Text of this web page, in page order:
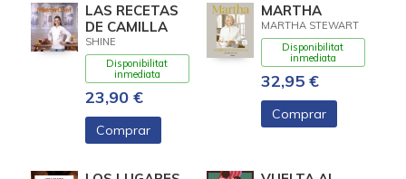
LAS RECETAS
DE CAMILLA
SHINE
Disponibilitat
inmediata
23,90 €
Comprar
MARTHA
MARTHA STEWART
Disponibilitat
inmediata
32,95 €
Comprar